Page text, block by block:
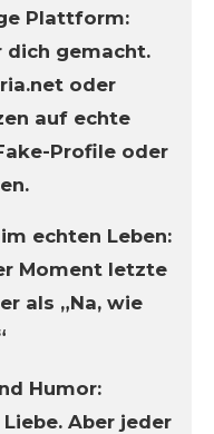
Plattform:
dich gemacht.
oder
auf echte
Profile oder
echten Leben:
Moment letzte
als „Na, wie
Humor:
Aber jeder